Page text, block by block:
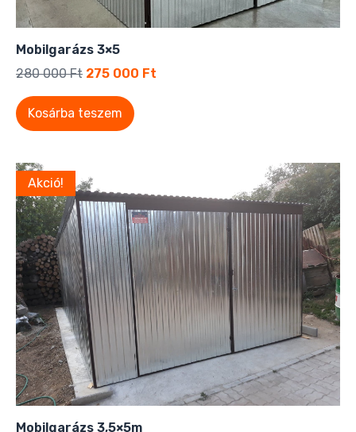
Mobilgarázs 3×5
280 000Ft 275 000 Ft
Kosárba teszem
Akció!
Mobilgarázs 3,5×5m